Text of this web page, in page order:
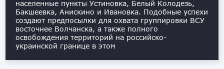
населенные пункты Устиновка, Белый Колодезь,
Бакшеевка, Анискино и Ивановка. Подобные успехи
создают предпосылки для охвата группировки ВСУ
восточнее Волчанска, а также полного
освобождения территорий на российско-
украинской границе в этом